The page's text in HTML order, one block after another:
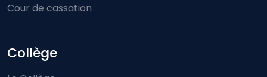
Cour de cassation
Collège